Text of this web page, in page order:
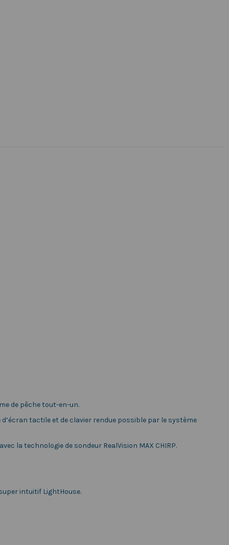
de pêche tout-en-un.
tactile et de clavier rendue possible par le système
la technologie de sondeur RealVision MAX CHIRP.
intuitif LightHouse.